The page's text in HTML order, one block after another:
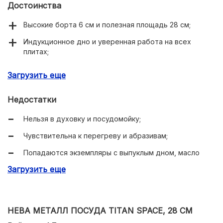
Достоинства
Высокие борта 6 см и полезная площадь 28 см;
Индукционное дно и уверенная работа на всех
плитах;
Вес 1,1 кг и удобная рукоять Soft Touch.
Загрузить еще
Недостатки
Нельзя в духовку и посудомойку;
Чувствительна к перегреву и абразивам;
Попадаются экземпляры с выпуклым дном, масло
Загрузить еще
НЕВА МЕТАЛЛ ПОСУДА TITAN SPACE, 28 СМ